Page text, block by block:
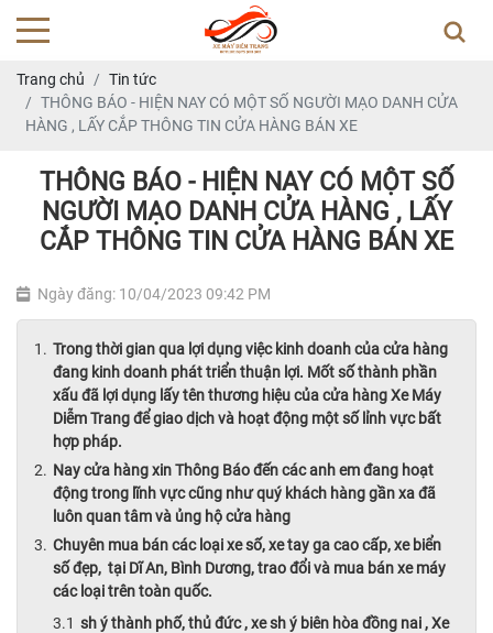
Trang chủ
Tin tức
THÔNG BÁO - HIỆN NAY CÓ MỘT SỐ NGƯỜI MẠO DANH CỬA
HÀNG , LẤY CẮP THÔNG TIN CỬA HÀNG BÁN XE
THÔNG BÁO - HIỆN NAY CÓ MỘT SỐ
NGƯỜI MẠO DANH CỬA HÀNG , LẤY
CẮP THÔNG TIN CỬA HÀNG BÁN XE
Ngày đăng: 10/04/2023 09:42 PM
Trong thời gian qua lợi dụng việc kinh doanh của cửa hàng
đang kinh doanh phát triển thuận lợi. Mốt số thành phần
xấu đã lợi dụng lấy tên thương hiệu của cửa hàng Xe Máy
Diễm Trang để giao dịch và hoạt động một số lỉnh vực bất
hợp pháp.
Nay cửa hàng xin Thông Báo đến các anh em đang hoạt
động trong lĩnh vực cũng như quý khách hàng gần xa đã
luôn quan tâm và ủng hộ cửa hàng
Chuyên mua bán các loại xe số, xe tay ga cao cấp, xe biển
số đẹp, tại Dĩ An, Bình Dương, trao đổi và mua bán xe máy
các loại trên toàn quốc.
sh ý thành phố, thủ đức , xe sh ý biên hòa đồng nai , Xe